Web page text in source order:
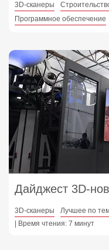
3D-сканеры
Программное обеспечение
Дайджест
3D-сканеры Лучшее по
| Время чтения: 7 минут